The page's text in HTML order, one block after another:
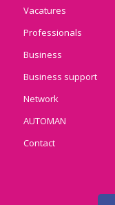
Vacatures
Professionals
Business
Business support
Network
AUTOMAN
Contact